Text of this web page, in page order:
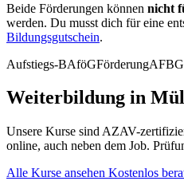
Beide Förderungen können nicht
werden. Du musst dich für eine
Bildungsgutschein.
Aufstiegs-BAföGFörderungAFBG
Weiterbildung in
Unsere Kurse sind AZAV-
online, auch neben dem Job.
Alle Kurse ansehen Kostenlos